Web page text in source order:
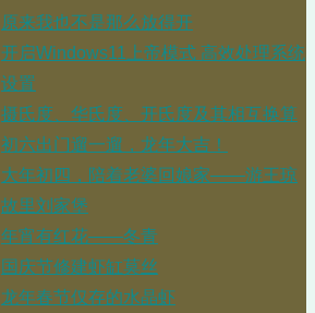
原来我也不是那么放得开
开启Windows11上帝模式 高效处理系统
设置
摄氏度、华氏度、开氏度及其相互换算
初六出门遛一遛，龙年大吉！
大年初四，陪着老婆回娘家——游王琼
故里刘家堡
年宵有红花——冬青
国庆节修建虾缸莫丝
龙年春节仅存的水晶虾